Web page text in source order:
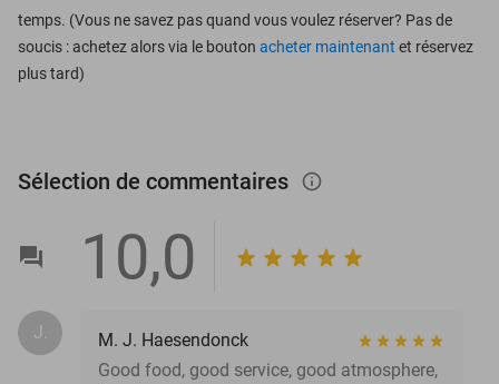
temps. (Vous ne savez pas quand vous voulez réserver? Pas de
soucis : achetez alors via le bouton acheter maintenant et réservez
plus tard)
Sélection de commentaires info_outlined
10,0
J.
M. J. Haesendonck
Good food, good service, good atmosphere,